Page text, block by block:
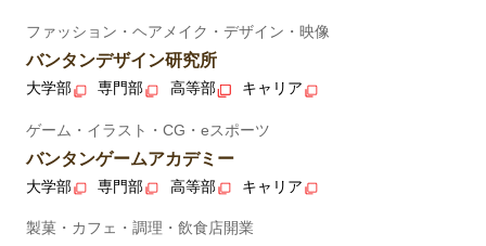
ファッション・ヘアメイク・デザイン・映像
バンタンデザイン研究所
大学部 専門部 高等部 キャリア
ゲーム・イラスト・CG・eスポーツ
バンタンゲームアカデミー
大学部 専門部 高等部 キャリア
製菓・カフェ・調理・飲食店開業